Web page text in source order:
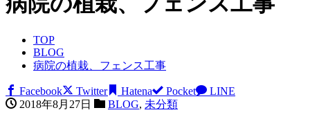
TOP
BLOG
病院の植栽、フェンス工事
Facebook Twitter Hatena Pocket
LINE
2018年8月27日
BLOG, 未分類